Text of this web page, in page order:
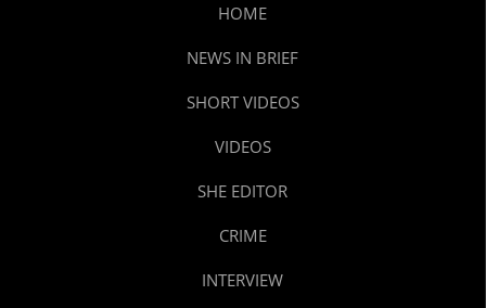
HOME
NEWS IN BRIEF
SHORT VIDEOS
VIDEOS
SHE EDITOR
CRIME
INTERVIEW